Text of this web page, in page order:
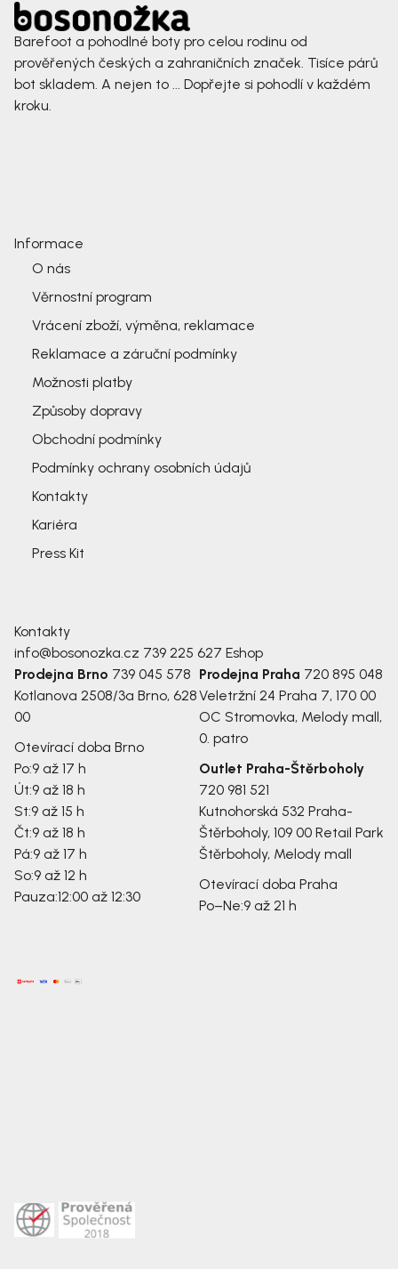
Barefoot a pohodlné boty pro celou rodinu od
prověřených českých a zahraničních značek. Tisíce párů
bot skladem. A nejen to ... Dopřejte si pohodlí v každém
kroku.
Informace
O nás
Věrnostní program
Vrácení zboží, výměna, reklamace
Reklamace a záruční podmínky
Možnosti platby
Způsoby dopravy
Obchodní podmínky
Podmínky ochrany osobních údajů
Kontakty
Kariéra
Press Kit
Kontakty
info@bosonozka.cz 739 225 627 Eshop
Prodejna Brno 739 045 578
Kotlanova 2508/3a Brno, 628
00
Otevírací doba Brno
Po:9 až 17 h
Út:9 až 18 h
St:9 až 15 h
Čt:9 až 18 h
Pá:9 až 17 h
So:9 až 12 h
Pauza:12:00 až 12:30
Prodejna Praha 720 895 048
Veletržní 24 Praha 7, 170 00
OC Stromovka, Melody mall,
0. patro
Outlet Praha-Štěrboholy
720 981 521
Kutnohorská 532 Praha-
Štěrboholy, 109 00 Retail Park
Štěrboholy, Melody mall
Otevírací doba Praha
Po–Ne:9 až 21 h